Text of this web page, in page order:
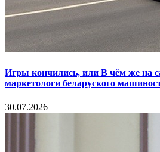
Игры кончились, или В чём же на
маркетологи беларуского
30.07.2026